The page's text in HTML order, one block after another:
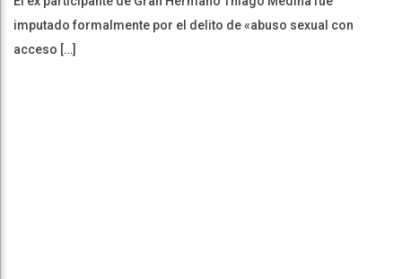
imputado formalmente por el delito de «abuso sexual con
acceso […]